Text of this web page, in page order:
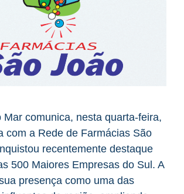
Mar comunica, nesta quarta-feira,
com a Rede de Farmácias São
recentemente destaque
500 Maiores Empresas do Sul. A
presença como uma das